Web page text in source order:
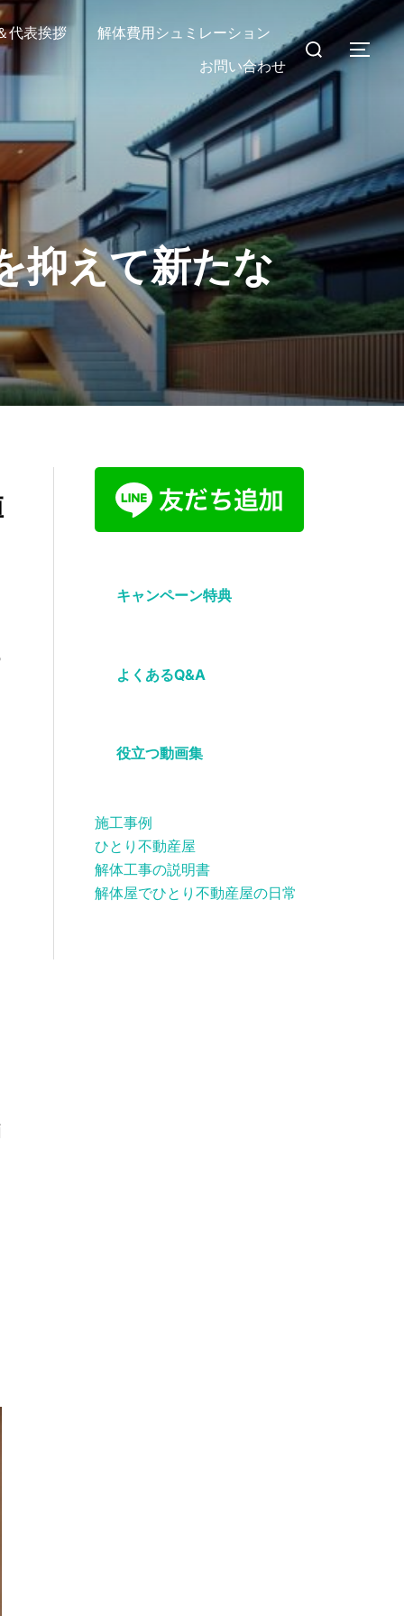
代表挨拶
解体費用シュミレーション
お問い合わせ
検
索
対
サイ
抑えて新たな
キャンペーン特典
よくあるQ&A
役立つ動画集
施工事例
ひとり不動産屋
解体工事の説明書
解体屋でひとり不動産屋の日常